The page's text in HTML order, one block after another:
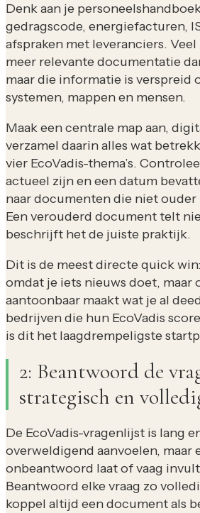
Denk aan je
gedragscode, energiefacturen,
afspraken met leveranciers.
meer relevante documentatie
maar die informatie is verspreid
systemen, mappen en mensen.
Maak een centrale map aan,
verzamel daarin alles wat
vier EcoVadis-thema’s.
actueel zijn en een datum
naar documenten die niet ouder
Een verouderd document telt
beschrijft het de juiste praktijk.
Dit is de meest directe quick
omdat je iets nieuws doet, maar
aantoonbaar maakt wat je al
bedrijven die hun EcoVadis
is dit het laagdrempeligste
2: Beantwoord de
strategisch en
De EcoVadis-vragenlijst is lang
overweldigend aanvoelen, maar
onbeantwoord laat of vaag
Beantwoord elke vraag zo
koppel altijd een document als